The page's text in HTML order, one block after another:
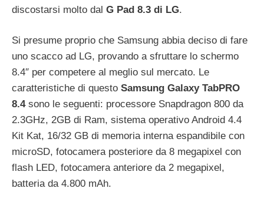
discostarsi molto dal G Pad 8.3 di LG.
Si presume proprio che Samsung abbia deciso di fare
uno scacco ad LG, provando a sfruttare lo schermo
8.4″ per competere al meglio sul mercato. Le
caratteristiche di questo Samsung Galaxy TabPRO
8.4sono le seguenti: processore Snapdragon 800 da
2.3GHz, 2GB di Ram, sistema operativo Android 4.4
Kit Kat, 16/32 GB di memoria interna espandibile con
microSD, fotocamera posteriore da 8 megapixel con
flash LED, fotocamera anteriore da 2 megapixel,
batteria da 4.800 mAh.